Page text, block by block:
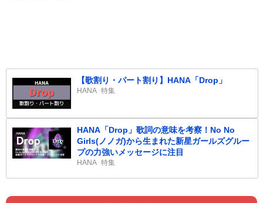
【歌割り・パート割り】HANA「Drop」
HANA 特集
HANA「Drop」歌詞の意味を考察！No No
Girls(ノノガ)から生まれた新星ガールズグルー
プの力強いメッセージに注目
HANA 特集